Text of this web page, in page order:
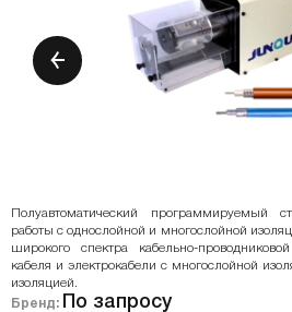
Полуавтоматический программируемый
работы с однослойной и многослойной
широкого спектра кабельно-
кабеля и электрокабели с многослойной
изоляцией.
Бренд:
По запросу